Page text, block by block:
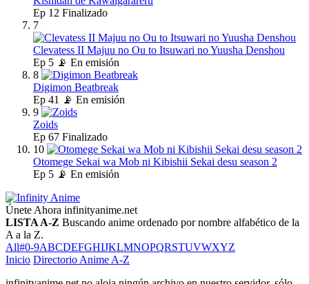
Ep 12 Finalizado
7
Clevatess II Majuu no Ou to Itsuwari no Yuusha Denshou
Ep 5 📡 En emisión
8
Digimon Beatbreak
Ep 41
📡 En emisión
9
Zoids
Ep 67 Finalizado
10
Otomege Sekai wa Mob ni Kibishii Sekai desu season 2
Ep 5 📡 En emisión
Únete Ahora infinityanime.net
LISTA A-Z Buscando anime ordenado por nombre alfabético de la
A a la Z.
All#0-9ABCDEFGHIJKLMNOPQRSTUVWXYZ
Inicio Directorio Anime A-Z